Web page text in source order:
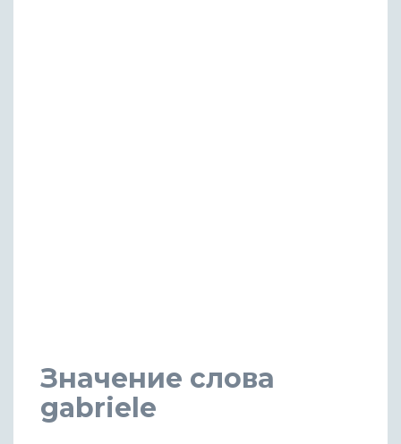
Значение слова
gabriele